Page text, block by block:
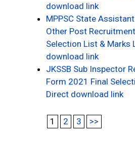
download link
MPPSC State
Other Post
Selection List & Marks
download link
JKSSB Sub Inspector
Form 2021 Final
Direct download link
1 2 3 >>